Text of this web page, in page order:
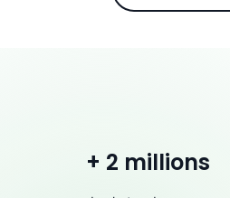
+ 2 millions